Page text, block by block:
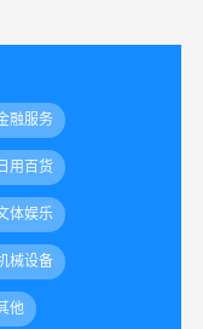
融服务
日用百货
体娱乐
械设备
他